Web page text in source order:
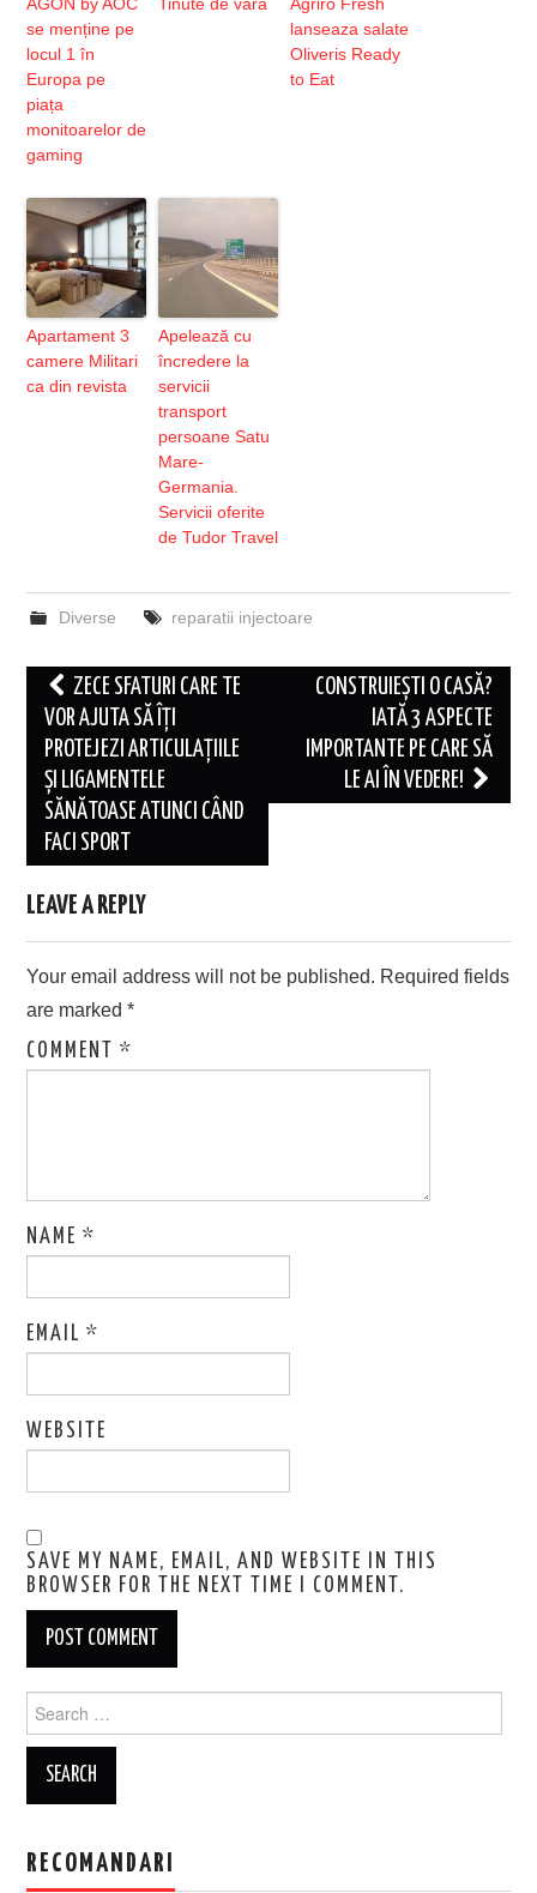
AGON by AOC
se menține pe
locul 1 în
Europa pe
piața
monitoarelor de
gaming
Tinute de vara
Agriro Fresh
lanseaza salate
Oliveris Ready
to Eat
Apartament 3
camere Militari
ca din revista
Apelează cu
încredere la
servicii
transport
persoane Satu
Mare-
Germania.
Servicii oferite
de Tudor Travel
Diverse reparatii injectoare
Post
navigation
ZECE SFATURI CARE TE
VOR AJUTA SĂ ÎȚI
PROTEJEZI ARTICULAȚIILE
ȘI LIGAMENTELE
SĂNĂTOASE ATUNCI CÂND
FACI SPORT
CONSTRUIEȘTI O CASĂ?
IATĂ 3 ASPECTE
IMPORTANTE PE CARE SĂ
LE AI ÎN VEDERE!
LEAVE A REPLY
Your email address will not be published. Required fields
are marked*
COMMENT*
NAME*
EMAIL*
WEBSITE
SAVE MY NAME, EMAIL, AND WEBSITE IN THIS
BROWSER FOR THE NEXT TIME I COMMENT.
Search
for:
RECOMANDARI